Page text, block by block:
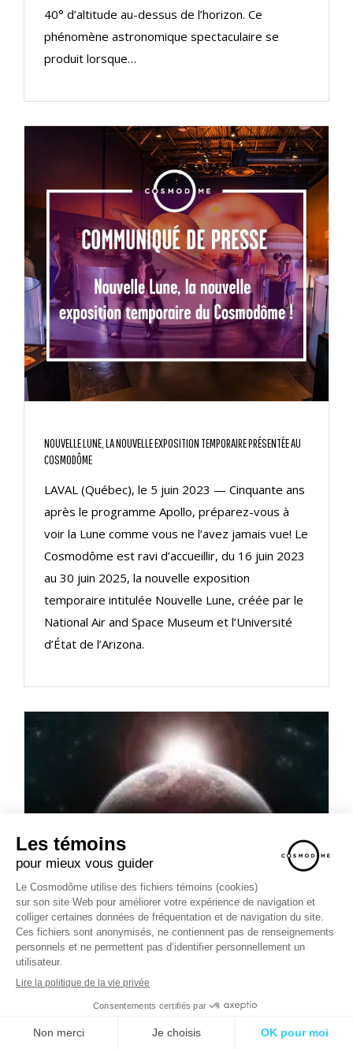
40° d’altitude au-dessus de l’horizon. Ce
phénomène astronomique spectaculaire se
produit lorsque…
NOUVELLE LUNE, LA NOUVELLE EXPOSITION TEMPORAIRE PRÉSENTÉE AU
COSMODÔME
LAVAL (Québec), le 5 juin 2023 — Cinquante ans
après le programme Apollo, préparez-vous à
voir la Lune comme vous ne l’avez jamais vue! Le
Cosmodôme est ravi d’accueillir, du 16 juin 2023
au 30 juin 2025, la nouvelle exposition
temporaire intitulée Nouvelle Lune, créée par le
National Air and Space Museum et l’Université
d’État de l’Arizona.
OÙ SEREZ-VOUS LE 8 AVRIL 2024 ?